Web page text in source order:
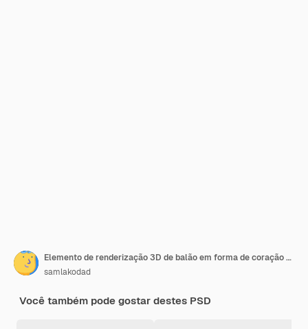
Elemento de renderização 3D de balão em forma de coração dos namorados
samlakodad
Você também pode gostar destes PSD